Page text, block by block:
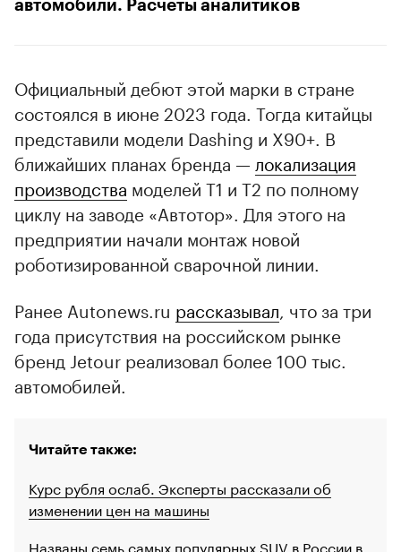
автомобили. Расчеты аналитиков
Официальный дебют этой марки в стране
состоялся в июне 2023 года. Тогда китайцы
представили модели Dashing и X90+. В
ближайших планах бренда — локализация
производства моделей T1 и T2 по полному
циклу на заводе «Автотор». Для этого на
предприятии начали монтаж новой
роботизированной сварочной линии.
Ранее Autonews.ru рассказывал , что за три
года присутствия на российском рынке
бренд Jetour реализовал более 100 тыс.
автомобилей.
Читайте также:
Курс рубля ослаб. Эксперты рассказали об
изменении цен на машины
Названы семь самых популярных SUV в России в